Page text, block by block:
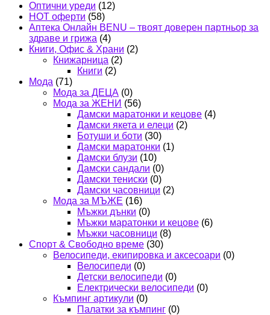
Оптични уреди (12)
HOT оферти (58)
Аптека Онлайн BENU – твоят доверен партньор за
здраве и грижа (4)
Книги, Офис & Храни (2)
Книжарница (2)
Книги (2)
Мода (71)
Мода за ДЕЦА (0)
Мода за ЖЕНИ (56)
Дамски маратонки и кецове (4)
Дамски якета и елеци (2)
Ботуши и боти (30)
Дамски маратонки (1)
Дамски блузи (10)
Дамски сандали (0)
Дамски тениски (0)
Дамски часовници (2)
Мода за МЪЖЕ (16)
Мъжки дънки (0)
Мъжки маратонки и кецове (6)
Мъжки часовници (8)
Спорт & Свободно време (30)
Велосипеди, екипировка и аксесоари (0)
Велосипеди (0)
Детски велосипеди (0)
Електрически велосипеди (0)
Къмпинг артикули (0)
Палатки за къмпинг (0)